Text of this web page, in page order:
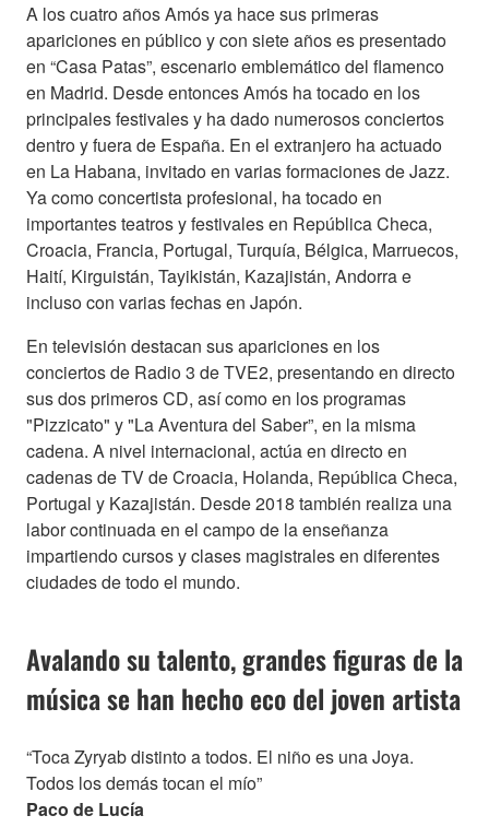
A los cuatro años Amós ya hace sus primeras
apariciones en público y con siete años es presentado
en “Casa Patas”, escenario emblemático del flamenco
en Madrid. Desde entonces Amós ha tocado en los
principales festivales y ha dado numerosos conciertos
dentro y fuera de España. En el extranjero ha actuado
en La Habana, invitado en varias formaciones de Jazz.
Ya como concertista profesional, ha tocado en
importantes teatros y festivales en República Checa,
Croacia, Francia, Portugal, Turquía, Bélgica, Marruecos,
Haití, Kirguistán, Tayikistán, Kazajistán, Andorra e
incluso con varias fechas en Japón.
En televisión destacan sus apariciones en los
conciertos de Radio 3 de TVE2, presentando en directo
sus dos primeros CD, así como en los programas
"Pizzicato" y "La Aventura del Saber”, en la misma
cadena. A nivel internacional, actúa en directo en
cadenas de TV de Croacia, Holanda, República Checa,
Portugal y Kazajistán. Desde 2018 también realiza una
labor continuada en el campo de la enseñanza
impartiendo cursos y clases magistrales en diferentes
ciudades de todo el mundo.
Avalando su talento, grandes figuras de la
música se han hecho eco del joven artista
“Toca Zyryab distinto a todos. El niño es una Joya.
Todos los demás tocan el mío”
Paco de Lucía